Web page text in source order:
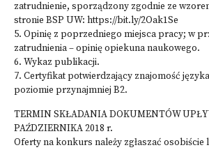
zatrudnienie, sporządzony zgodnie ze
stronie BSP UW: https://bit.ly/2Oak1Se
5. Opinię z poprzedniego miejsca pracy; w
zatrudnienia – opinię opiekuna naukowego.
6. Wykaz publikacji.
7. Certyfikat potwierdzający znajomość
poziomie przynajmniej B2.
TERMIN SKŁADANIA DOKUMENTÓW
PAŹDZIERNIKA 2018 r.
Oferty na konkurs należy zgłaszać osobiście